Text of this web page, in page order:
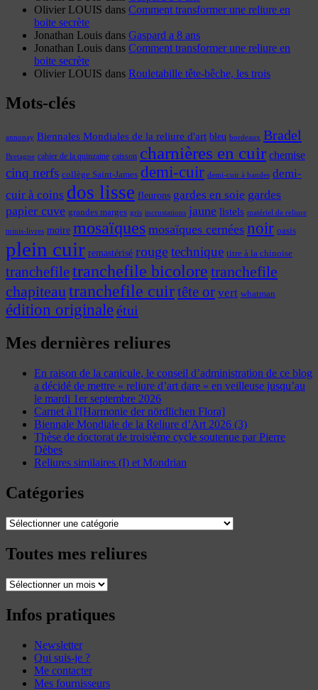
Olivier LOUIS dans Comment transformer une reliure en
boite secrète
Jonathan Louis dans Gaspard a 8 ans
Jonathan Louis dans Comment transformer une reliure en
boite secrète
Olivier LOUIS dans Rouletabille tête-bêche, les trois
Mots-clés
annonay Biennales Mondiales de la reliure d'art bleu bordeaux Bradel
Bretagne cahier de la quinzaine caisson charnières en cuir chemise
cinq nerfs collège Saint-James demi-cuir demi-cuir à bandes demi-
cuir à coins dos lisse fleurons gardes en soie gardes
papier cuve grandes marges gris incrustations jaune listels matériel de reliure
minis-livres moire mosaïques mosaïques cernées noir oasis
plein cuir remastérisé rougetechnique titre à la chinoise
tranchefiletranchefile bicolore tranchefile
chapiteautranchefile cuirtête or vert whatman
édition originaleétui
Mes dernières reliures
En raison de la canicule, le conseil d’administration de ce blog
a décidé de mettre « reliure d’art dare » en veilleuse jusqu’au
le mardi 1er septembre 2026
Carnet à l'[Harmonie der nördlichen Flora]
Biennale Mondiale de la Reliure d’Art 2026 (3)
Thèse de doctorat de troisième cycle soutenue par Pierre
Dèbes
Reliures similaires (I) et Mondrian
Catégories
Catégories
Toutes mes reliures
Toutes
reliures
Infos pratiques
Newsletter
Qui suis-je ?
Me contacter
Mes fournisseurs